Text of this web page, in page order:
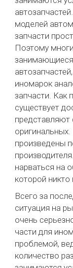
моделей
запчасти
Поэтому
иномарок
запчасти. Как
существует
произведены
нарваться на
которой
Всего за
ситуация на
очень
части для
проблемой,
количество